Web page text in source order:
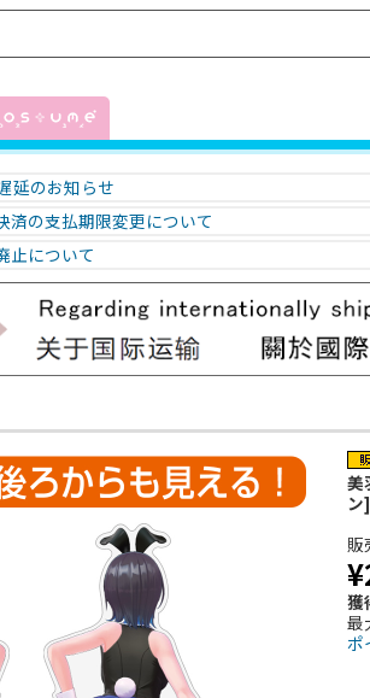
延のお知らせ
済の支払期限変更について
止について
美
ン]
販
獲
最
ポ